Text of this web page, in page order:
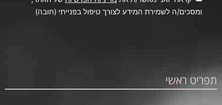
ומסכים/ה לשמירת המידע לצורך טיפול בפנייתי (חובה)
תפריט ראשי